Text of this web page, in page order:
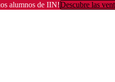
alumnos de IIN!Descubre las